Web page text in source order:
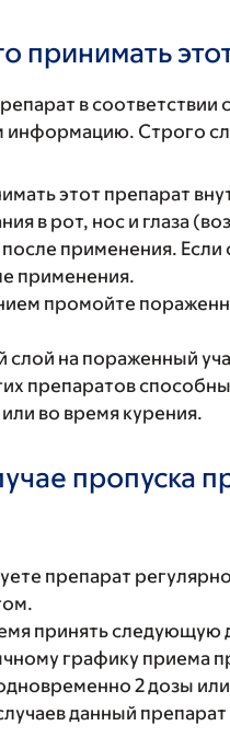
принимать
в соответствии
информацию. Строго
этот препарат
в рот, нос и глаза
применения.
применения.
промойте
слой на пораженный
препаратов
во время курения.
пропуска
препарат
принять следующую
графику приема
2 дозы
данный